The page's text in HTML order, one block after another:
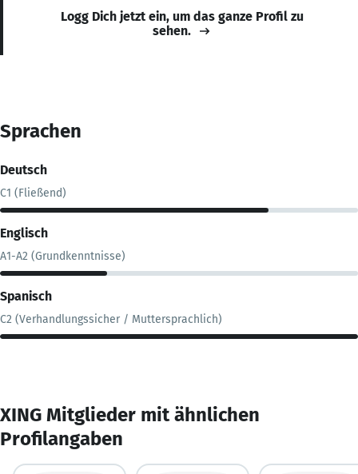
Logg Dich jetzt ein, um das ganze Profil zu
sehen.
Sprachen
Deutsch
C1 (Fließend)
Englisch
A1-A2 (Grundkenntnisse)
Spanisch
C2 (Verhandlungssicher / Muttersprachlich)
XING Mitglieder mit ähnlichen
Profilangaben